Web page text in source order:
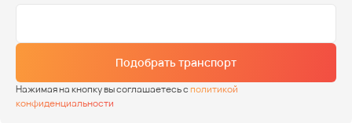
Подобрать транспорт
Нажимая на кнопку вы соглашаетесь сполитикой
конфиденциальности